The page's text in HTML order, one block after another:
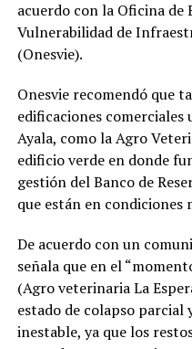
acuerdo con la Oficina de
Vulnerabilidad de
(Onesvie).
Onesvie recomendó que
edificaciones comerciales
Ayala, como la Agro
edificio verde en donde
gestión del Banco de
que están en condiciones
De acuerdo con un
señala que en el
(Agro veterinaria La
estado de colapso
inestable, ya que los